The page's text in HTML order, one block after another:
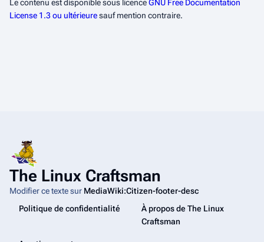
Le contenu est disponible sous licenceGNU Free Documentation
License 1.3 ou ultérieuresauf mention contraire.
The Linux Craftsman
Modifier ce texte sur MediaWiki:Citizen-footer-desc
Politique de confidentialité
À propos de The Linux
Craftsman